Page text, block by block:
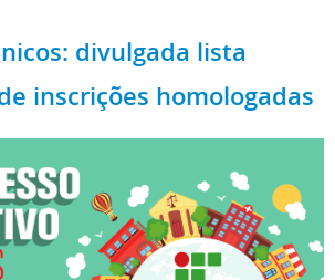
divulgada lista
inscrições homologadas